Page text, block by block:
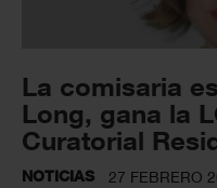
La comisaria
Long, gana la
Curatorial
NOTICIAS 27 FEBRERO